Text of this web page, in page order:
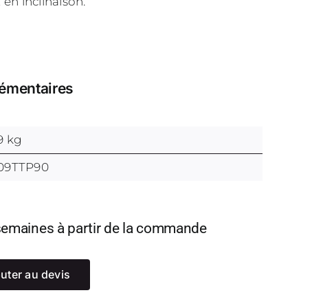
kg
à partir de la commande
au devis